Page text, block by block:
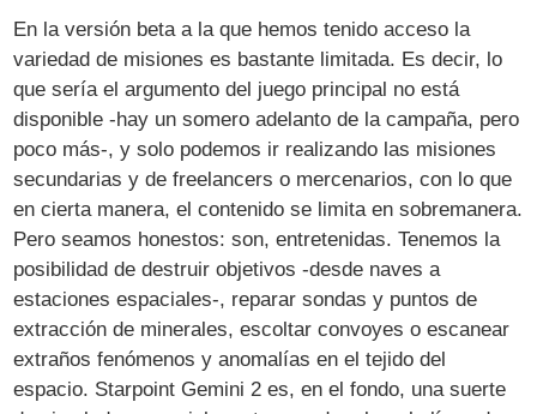
En la versión beta a la que hemos tenido acceso la
variedad de misiones es bastante limitada. Es decir, lo
que sería el argumento del juego principal no está
disponible -hay un somero adelanto de la campaña, pero
poco más-, y solo podemos ir realizando las misiones
secundarias y de freelancers o mercenarios, con lo que
en cierta manera, el contenido se limita en sobremanera.
Pero seamos honestos: son, entretenidas. Tenemos la
posibilidad de destruir objetivos -desde naves a
estaciones espaciales-, reparar sondas y puntos de
extracción de minerales, escoltar convoyes o escanear
extraños fenómenos y anomalías en el tejido del
espacio. Starpoint Gemini 2 es, en el fondo, una suerte